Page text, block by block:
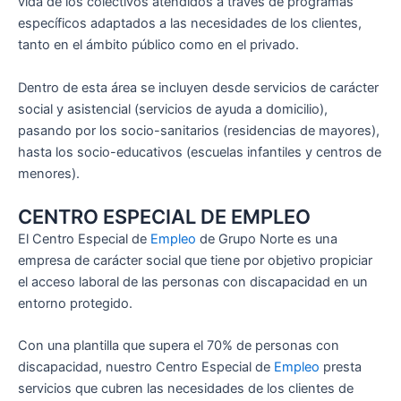
específicos adaptados a las necesidades de los clientes,
tanto en el ámbito público como en el privado.
Dentro de esta área se incluyen desde servicios de carácter
social y asistencial (servicios de ayuda a domicilio),
pasando por los socio-sanitarios (residencias de mayores),
hasta los socio-educativos (escuelas infantiles y centros de
menores).
CENTRO ESPECIAL DE EMPLEO
El Centro Especial de Empleo de Grupo Norte es una
empresa de carácter social que tiene por objetivo propiciar
el acceso laboral de las personas con discapacidad en un
entorno protegido.
Con una plantilla que supera el 70% de personas con
discapacidad, nuestro Centro Especial de Empleo presta
servicios que cubren las necesidades de los clientes de